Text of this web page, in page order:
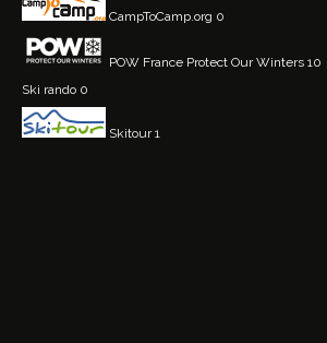
CampToCamp.org 0
POW France Protect Our Winters 10
Ski rando 0
Skitour1